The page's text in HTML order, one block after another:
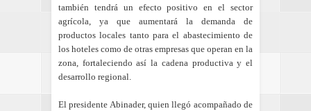
también tendrá un efecto positivo en el sector
agrícola, ya que aumentará la demanda de
productos locales tanto para el abastecimiento de
los hoteles como de otras empresas que operan en la
zona, fortaleciendo así la cadena productiva y el
desarrollo regional.
El presidente Abinader, quien llegó acompañado de